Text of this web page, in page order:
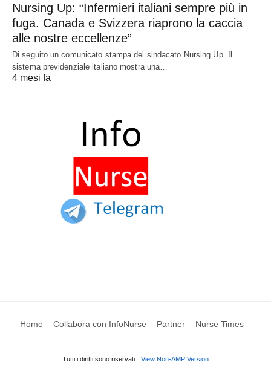
Nursing Up: “Infermieri italiani sempre più in
fuga. Canada e Svizzera riaprono la caccia
alle nostre eccellenze”
Di seguito un comunicato stampa del sindacato Nursing Up. Il
sistema previdenziale italiano mostra una…
4 mesi fa
Home Collabora con InfoNurse Partner Nurse Times
Tutti i diritti sono riservati View Non-AMP Version